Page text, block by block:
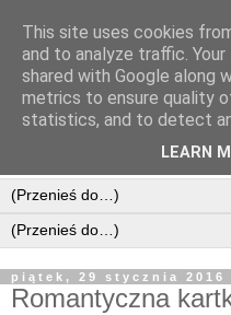
piątek, 29 stycznia 2016
Romantyczna
This site uses cookies
and to analyze traffic.
shared with Google along
metrics to ensure quality
statistics, and to detect
LEARN